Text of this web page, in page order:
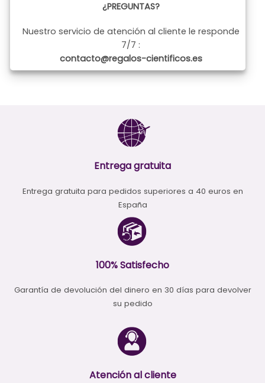
¿PREGUNTAS?
Nuestro servicio de atención al cliente le responde
7/7 :
contacto@regalos-cientificos.es
Entrega gratuita
Entrega gratuita para pedidos superiores a 40 euros en
España
100% Satisfecho
Garantía de devolución del dinero en 30 días para devolver
su pedido
Atención al cliente